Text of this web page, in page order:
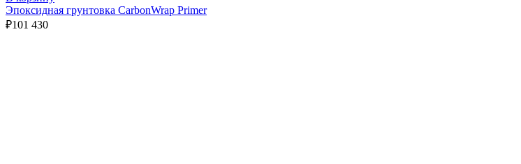
Эпоксидная грунтовка CarbonWrap Primer
₽101 430